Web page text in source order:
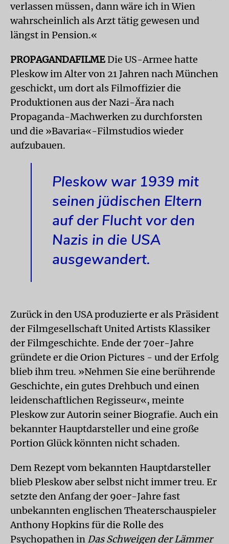
verlassen müssen, dann wäre ich in Wien
wahrscheinlich als Arzt tätig gewesen und
längst in Pension.«
PROPAGANDAFILMEDie US-Armee hatte
Pleskow im Alter von 21 Jahren nach München
geschickt, um dort als Filmoffizier die
Produktionen aus der Nazi-Ära nach
Propaganda-Machwerken zu durchforsten
und die »Bavaria«-Filmstudios wieder
aufzubauen.
Pleskow war 1939 mit
seinen jüdischen Eltern
auf der Flucht vor den
Nazis in die USA
ausgewandert.
Zurück in den USA produzierte er als Präsident
der Filmgesellschaft United Artists Klassiker
der Filmgeschichte. Ende der 70er-Jahre
gründete er die Orion Pictures - und der Erfolg
blieb ihm treu. »Nehmen Sie eine berührende
Geschichte, ein gutes Drehbuch und einen
leidenschaftlichen Regisseur«, meinte
Pleskow zur Autorin seiner Biografie. Auch ein
bekannter Hauptdarsteller und eine große
Portion Glück könnten nicht schaden.
Dem Rezept vom bekannten Hauptdarsteller
blieb Pleskow aber selbst nicht immer treu. Er
setzte den Anfang der 90er-Jahre fast
unbekannten englischen Theaterschauspieler
Anthony Hopkins für die Rolle des
Psychopathen in Das Schweigen der Lämmer